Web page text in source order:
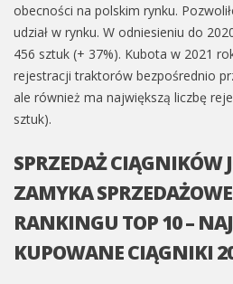
obecności na polskim rynku.
udział w rynku. W odniesieniu do
456 sztuk (+ 37%). Kubota w 2021
rejestracji traktorów bezpośrednio
ale również ma największą liczbę
sztuk).
SPRZEDAŻ CIĄGNIKÓW
ZAMYKA
RANKINGU TOP 10 –
KUPOWANE CIĄGNIKI